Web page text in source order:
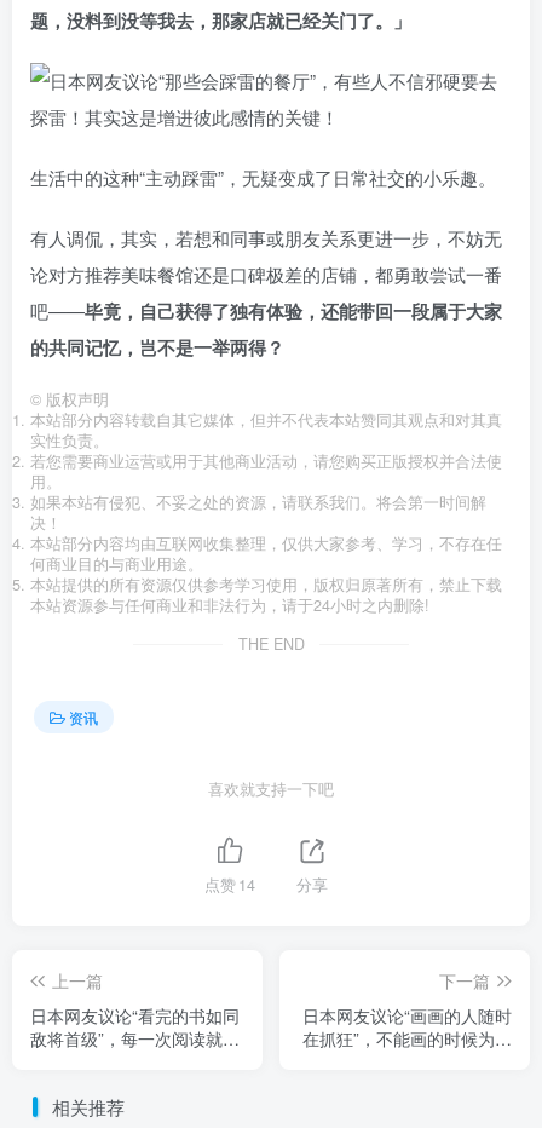
题，没料到没等我去，那家店就已经关门了。」
生活中的这种“主动踩雷”，无疑变成了日常社交的小乐趣。
有人调侃，其实，若想和同事或朋友关系更进一步，不妨无
论对方推荐美味餐馆还是口碑极差的店铺，都勇敢尝试一番
吧——毕竟，自己获得了独有体验，还能带回一段属于大家
的共同记忆，岂不是一举两得？
© 版权声明
本站部分内容转载自其它媒体，但并不代表本站赞同其观点和对其真
实性负责。
若您需要商业运营或用于其他商业活动，请您购买正版授权并合法使
用。
如果本站有侵犯、不妥之处的资源，请联系我们。将会第一时间解
决！
本站部分内容均由互联网收集整理，仅供大家参考、学习，不存在任
何商业目的与商业用途。
本站提供的所有资源仅供参考学习使用，版权归原著所有，禁止下载
本站资源参与任何商业和非法行为，请于24小时之内删除!
THE END
资讯
喜欢就支持一下吧
点赞14 分享
上一篇
日本网友议论“看完的书如同
敌将首级”，每一次阅读就像
下一篇
日本网友议论“画画的人随时
在抓狂”，不能画的时候为了
相关推荐